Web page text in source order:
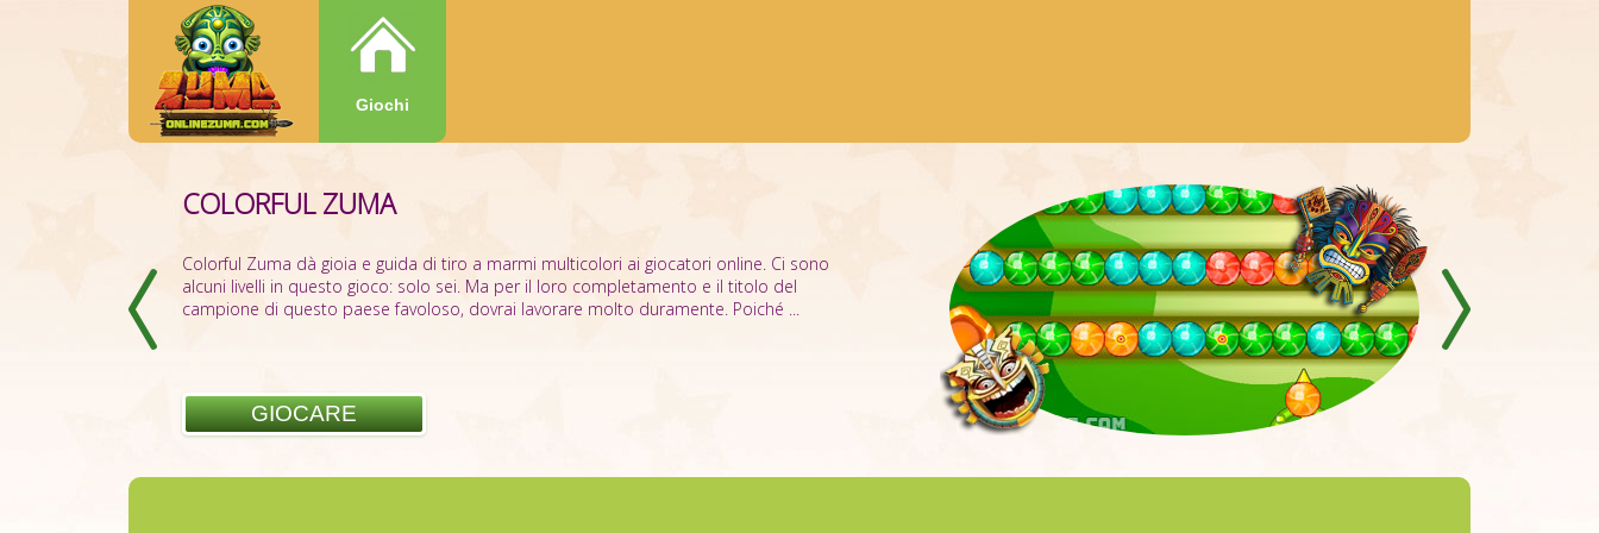
Giochi
COLORFUL ZUMA
Colorful Zuma dà gioia e guida di tiro a marmi multicolori ai giocatori online. Ci sono
alcuni livelli in questo gioco: solo sei. Ma per il loro completamento e il titolo del
campione di questo paese favoloso, dovrai lavorare molto duramente. Poiché ...
GIOCARE